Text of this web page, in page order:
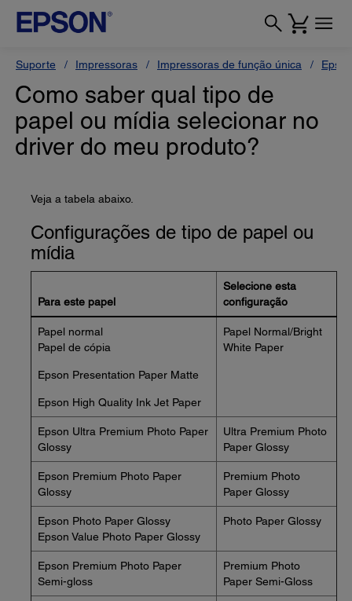
Suporte Impressoras Impressoras de função única
Como saber qual tipo de
papel ou mídia selecionar no
driver do meu produto?
Veja a tabela abaixo.
Configurações de tipo de papel ou
mídia
Para este papel
Selecione esta
configuração
Papel normal
Papel de cópia
Epson Presentation Paper Matte
Epson High Quality Ink Jet Paper
Papel Normal/Bright
White Paper
Epson Ultra Premium Photo Paper
Glossy
Ultra Premium Photo
Paper Glossy
Epson Premium Photo Paper
Glossy
Premium Photo
Paper Glossy
Epson Photo Paper Glossy
Epson Value Photo Paper Glossy
Photo Paper Glossy
Epson Premium Photo Paper
Semi-gloss
Premium Photo
Paper Semi-Gloss